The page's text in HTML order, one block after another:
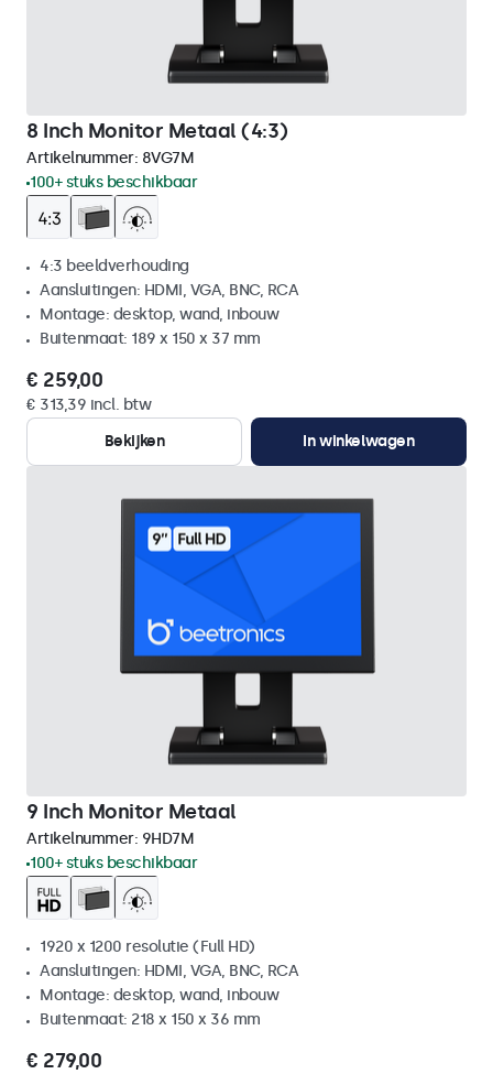
8 Inch Monitor Metaal (4:3)
Artikelnummer: 8VG7M
100+ stuks beschikbaar
4:3 beeldverhouding
Aansluitingen: HDMI, VGA, BNC, RCA
Montage: desktop, wand, inbouw
Buitenmaat: 189 x 150 x 37 mm
€ 259,00
€ 313,39 incl. btw
Bekijken
In winkelwagen
9 Inch Monitor Metaal
Artikelnummer: 9HD7M
100+ stuks beschikbaar
1920 x 1200 resolutie (Full HD)
Aansluitingen: HDMI, VGA, BNC, RCA
Montage: desktop, wand, inbouw
Buitenmaat: 218 x 150 x 36 mm
€ 279,00